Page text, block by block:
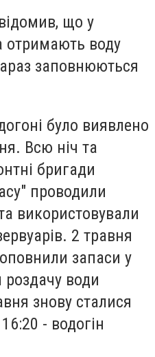
що у
отримають воду
заповнюються
було виявлено
Всю ніч та
бригади
проводили
використовували
2 травня
запаси у
роздачу води
знову сталися
- водогін